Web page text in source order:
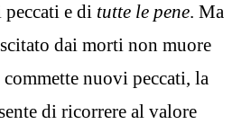
peccati e di tutte le pene. Ma
dai morti non muore
nuovi peccati, la
di ricorrere al valore